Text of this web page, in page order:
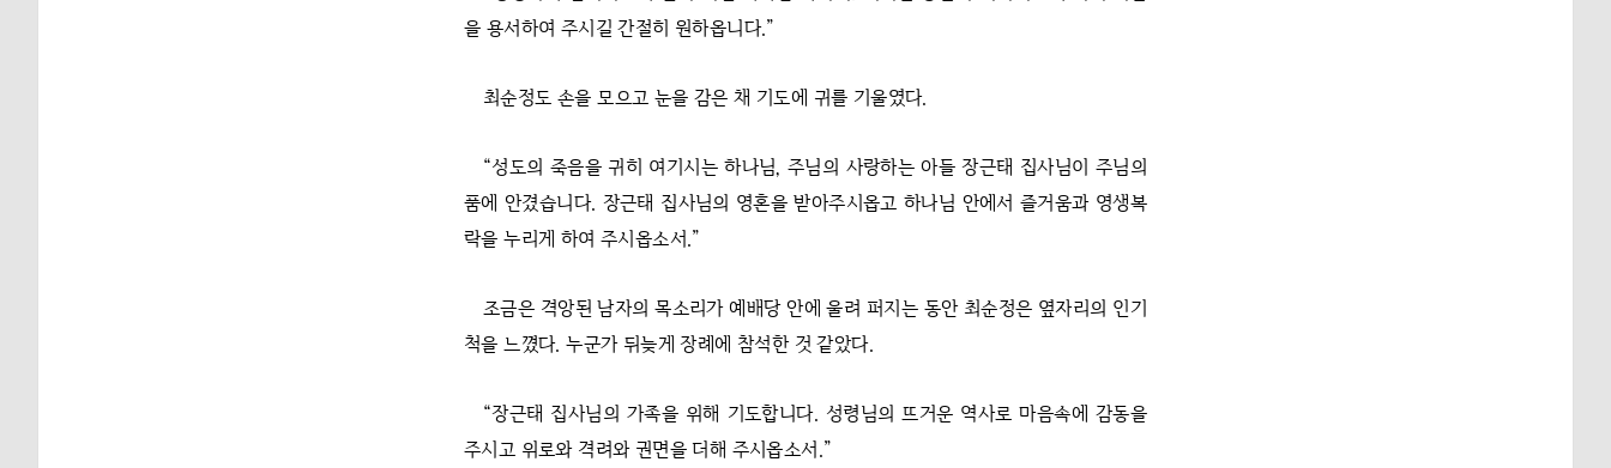
을 용서하여 주시길 간절히 원하옵니다.”
최순정도 손을 모으고 눈을 감은 채 기도에 귀를 기울였다.
“성도의 죽음을 귀히 여기시는 하나님, 주님의 사랑하는 아들 장근태 집사님이 주님의
품에 안겼습니다. 장근태 집사님의 영혼을 받아주시옵고 하나님 안에서 즐거움과 영생복
락을 누리게 하여 주시옵소서.”
조금은 격앙된 남자의 목소리가 예배당 안에 울려 퍼지는 동안 최순정은 옆자리의 인기
척을 느꼈다. 누군가 뒤늦게 장례에 참석한 것 같았다.
“장근태 집사님의 가족을 위해 기도합니다. 성령님의 뜨거운 역사로 마음속에 감동을
주시고 위로와 격려와 권면을 더해 주시옵소서.”